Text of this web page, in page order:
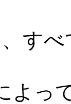
す
よっ